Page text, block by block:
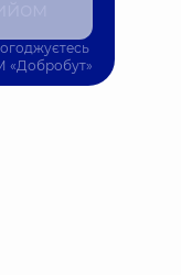
«Добробут»